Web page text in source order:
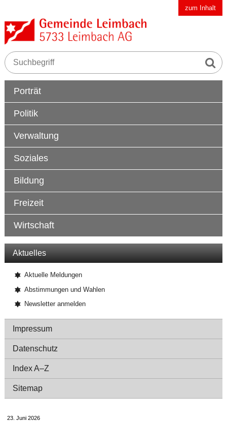
Navigieren in der Gemeinde Leimbach AGzum Inhalt
Suchbegriff
Suche
Hauptnavigation
Porträt
Politik
Verwaltung
Soziales
Bildung
Freizeit
Wirtschaft
Navigation
Aktuelles
Aktuelle Meldungen
Abstimmungen und Wahlen
Newsletter anmelden
Impressum
Datenschutz
Index A–Z
Sitemap
23. Juni 2026